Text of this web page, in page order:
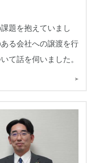
題を抱えていまし
る会社への譲渡を行
て話を伺いました。